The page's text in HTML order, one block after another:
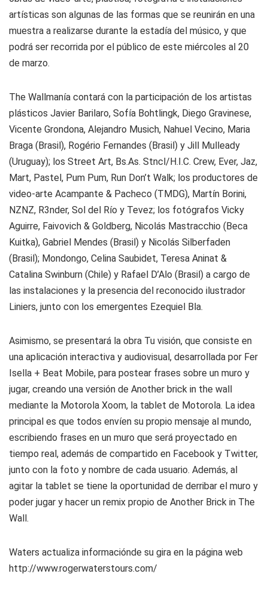
artísticas son algunas de las formas que se reunirán en una
muestra a realizarse durante la estadía del músico, y que
podrá ser recorrida por el público de este miércoles al 20
de marzo.
The Wallmanía contará con la participación de los artistas
plásticos Javier Barilaro, Sofía Bohtlingk, Diego Gravinese,
Vicente Grondona, Alejandro Musich, Nahuel Vecino, Maria
Braga (Brasil), Rogério Fernandes (Brasil) y Jill Mulleady
(Uruguay); los Street Art, Bs.As. Stncl/H.I.C. Crew, Ever, Jaz,
Mart, Pastel, Pum Pum, Run Don’t Walk; los productores de
video-arte Acampante & Pacheco (TMDG), Martín Borini,
NZNZ, R3nder, Sol del Río y Tevez; los fotógrafos Vicky
Aguirre, Faivovich & Goldberg, Nicolás Mastracchio (Beca
Kuitka), Gabriel Mendes (Brasil) y Nicolás Silberfaden
(Brasil); Mondongo, Celina Saubidet, Teresa Aninat &
Catalina Swinburn (Chile) y Rafael D’Alo (Brasil) a cargo de
las instalaciones y la presencia del reconocido ilustrador
Liniers, junto con los emergentes Ezequiel Bla.
Asimismo, se presentará la obra Tu visión, que consiste en
una aplicación interactiva y audiovisual, desarrollada por Fer
Isella + Beat Mobile, para postear frases sobre un muro y
jugar, creando una versión de Another brick in the wall
mediante la Motorola Xoom, la tablet de Motorola. La idea
principal es que todos envíen su propio mensaje al mundo,
escribiendo frases en un muro que será proyectado en
tiempo real, además de compartido en Facebook y Twitter,
junto con la foto y nombre de cada usuario. Además, al
agitar la tablet se tiene la oportunidad de derribar el muro y
poder jugar y hacer un remix propio de Another Brick in The
Wall.
Waters actualiza informaciónde su gira en la página web
http://www.rogerwaterstours.com/